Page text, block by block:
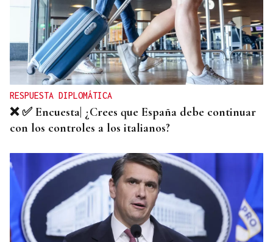
Reino Unido, a un paso de volver al programa
Erasmus
RESPUESTA DIPLOMÁTICA
❌ ✅ Encuesta| ¿Crees que España debe continuar
con los controles a los italianos?